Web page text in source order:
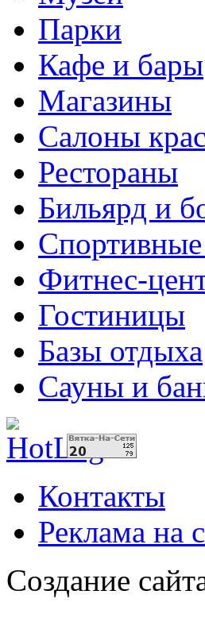
Парки
Кафе и бары
Магазины
Салоны
Рестораны
Бильярд и
Фитнес-
Гостиницы
Базы отдыха
Сауны и
Контакты
Реклама на
Создание